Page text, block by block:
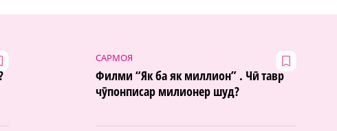
САРМОЯ
Филми “Як ба як миллион” . Чӣ тавр
чӯпонписар милионер шуд?